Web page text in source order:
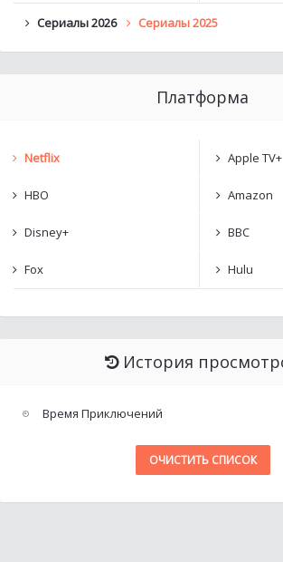
Сериалы 2026 Сериалы 2025
Платформа
Netflix Apple TV+
HBO Amazon
Disney+ BBC
Fox Hulu
История
Время Приключений
ОЧИСТИТЬ СПИСОК